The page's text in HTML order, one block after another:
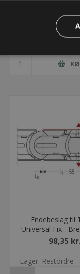
591,63
Endebeslag til
Universal Fix -
98,35 kr.
Lager: Restordre